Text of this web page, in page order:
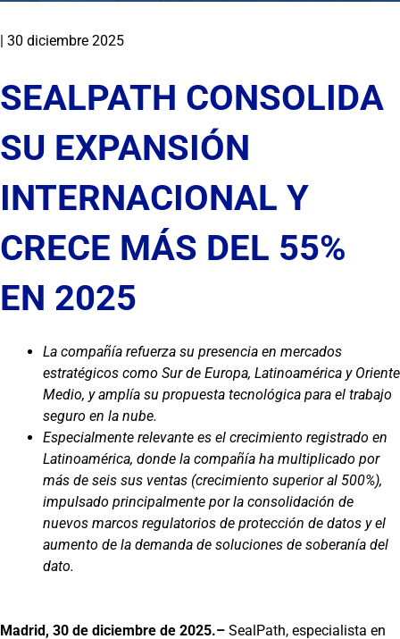
| 30 diciembre 2025
SEALPATH CONSOLIDA
SU EXPANSIÓN
INTERNACIONAL Y
CRECE MÁS DEL 55%
EN 2025
La compañía refuerza su presencia en mercados
estratégicos como Sur de Europa, Latinoamérica y Oriente
Medio, y amplía su propuesta tecnológica para el trabajo
seguro en la nube.
Especialmente relevante es el crecimiento registrado en
Latinoamérica, donde la compañía ha multiplicado por
más de seis sus ventas (crecimiento superior al 500%),
impulsado principalmente por la consolidación de
nuevos marcos regulatorios de protección de datos y el
aumento de la demanda de soluciones de soberanía del
dato.
Madrid, 30 de diciembre de 2025.– SealPath, especialista en